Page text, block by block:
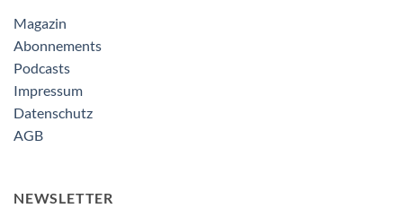
Magazin
Abonnements
Podcasts
Impressum
Datenschutz
AGB
NEWSLETTER